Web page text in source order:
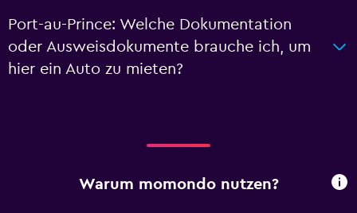
Port-au-Prince: Welche Dokumentation
oder Ausweisdokumente brauche ich, um
hier ein Auto zu mieten?
Warum momondo nutzen?